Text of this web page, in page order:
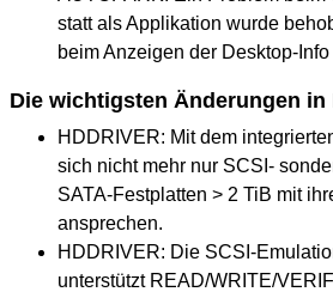
statt als Applikation wurde
beim Anzeigen der Desktop-
Die wichtigsten Änderungen in
HDDRIVER: Mit dem
sich nicht mehr nur SCSI-
SATA-Festplatten > 2 TiB mit
ansprechen.
HDDRIVER: Die SCSI-
unterstützt READ/WRITE/